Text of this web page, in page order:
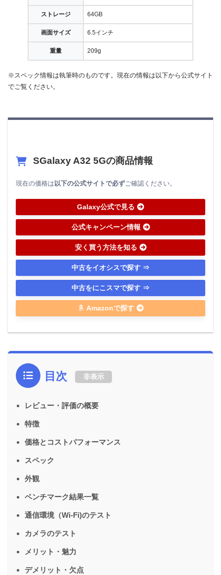
ストレージ 64GB
画面サイズ 6.5インチ
重量 209g
※スペック情報は執筆時のものです。現在の情報は以下から公式サイト
でご覧ください。
SGalaxy A32 5Gの商品情報
現在の価格は以下の公式サイトで必ずご確認ください。
Galaxy公式で見る
公式キャンペーン情報
安く買う方法を知る
中古をイオシスで探す ⇒
中古をにこスマで探す ⇒
Amazonで探す
目次 非表示
レビュー・評価の概要
特徴
価格とコストパフォーマンス
スペック
外観
ベンチマーク結果一覧
通信環境（Wi-Fi)のテスト
カメラのテスト
メリット・魅力
デメリット・欠点